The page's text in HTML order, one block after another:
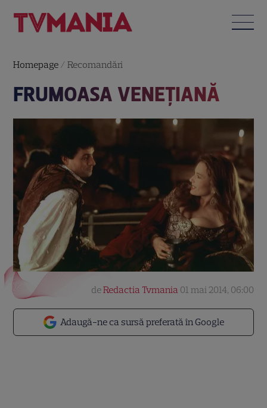
Homepage /Recomandări
FRUMOASA VENEŢIANĂ
Adaugă-ne ca sursă preferată în Google
deRedactia Tvmania 01 mai 2014, 06:00